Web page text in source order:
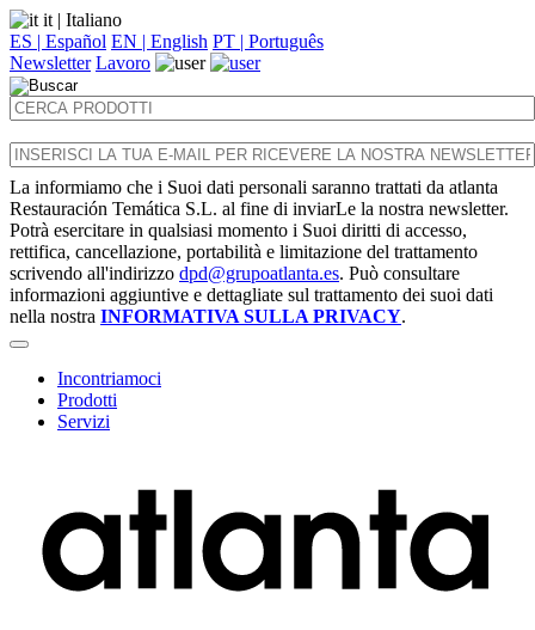
it | Italiano
ES | Español EN | English PT | Português
Newsletter Lavoro
La informiamo che i Suoi dati personali saranno trattati da atlanta
Restauración Temática S.L. al fine di inviarLe la nostra newsletter.
Potrà esercitare in qualsiasi momento i Suoi diritti di accesso,
rettifica, cancellazione, portabilità e limitazione del trattamento
scrivendo all'indirizzo dpd@grupoatlanta.es. Può consultare
informazioni aggiuntive e dettagliate sul trattamento dei suoi dati
nella nostra INFORMATIVA SULLA PRIVACY.
Incontriamoci
Prodotti
Servizi